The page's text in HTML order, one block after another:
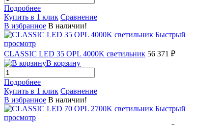
Подробнее
Купить в 1 клик Сравнение
В избранное В наличии!
Быстрый
просмотр
CLASSIC LED 35 OPL 4000K светильник 56 371 ₽
В корзину
Подробнее
Купить в 1 клик Сравнение
В избранное В наличии!
Быстрый
просмотр